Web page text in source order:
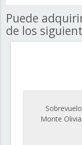
Puede
de los
Monte